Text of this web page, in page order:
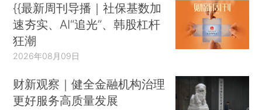
{{最新周刊导播｜社保基数加
速夯实、AI“追光”、韩股杠杆
狂潮
2026年08月09日
财新观察｜健全金融机构治理
更好服务高质量发展